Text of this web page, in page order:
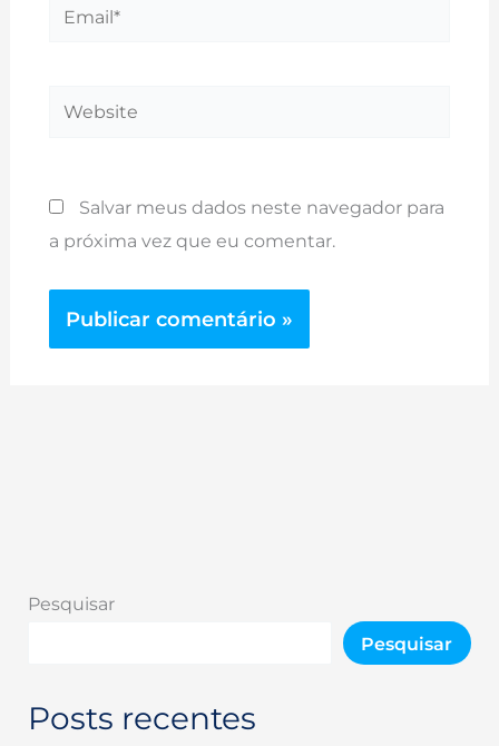
Email*
Website
Salvar meus dados neste navegador para
a próxima vez que eu comentar.
Pesquisar
Pesquisar
Posts recentes